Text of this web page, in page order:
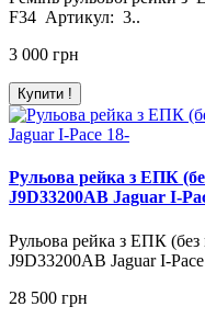
F34 Артикул: 3..
3 000 грн
Купити !
Рульова рейка з ЕПК
J9D33200AB Jaguar I-
Рульова рейка з ЕПК (без
J9D33200AB Jaguar I-
28 500 грн